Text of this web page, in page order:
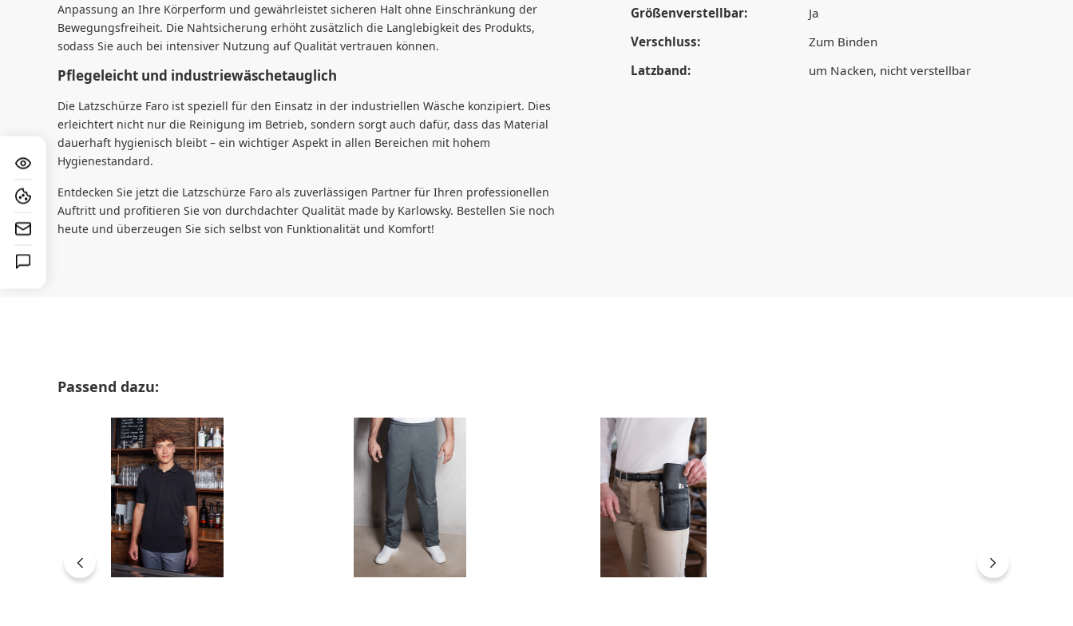
Anpassung an Ihre Körperform und gewährleistet sicheren Halt ohne Einschränkung der
Bewegungsfreiheit. Die Nahtsicherung erhöht zusätzlich die Langlebigkeit des Produkts,
sodass Sie auch bei intensiver Nutzung auf Qualität vertrauen können.
Pflegeleicht und industriewäschetauglich
Die Latzschürze Faro ist speziell für den Einsatz in der industriellen Wäsche konzipiert. Dies
erleichtert nicht nur die Reinigung im Betrieb, sondern sorgt auch dafür, dass das Material
dauerhaft hygienisch bleibt – ein wichtiger Aspekt in allen Bereichen mit hohem
Hygienestandard.
Entdecken Sie jetzt die Latzschürze Faro als zuverlässigen Partner für Ihren professionellen
Auftritt und profitieren Sie von durchdachter Qualität made by Karlowsky. Bestellen Sie noch
heute und überzeugen Sie sich selbst von Funktionalität und Komfort!
Größenverstellbar:
Ja
Verschluss:
Zum Binden
Latzband:
um Nacken, nicht verstellbar
Produktgalerie überspringen
Passend dazu: